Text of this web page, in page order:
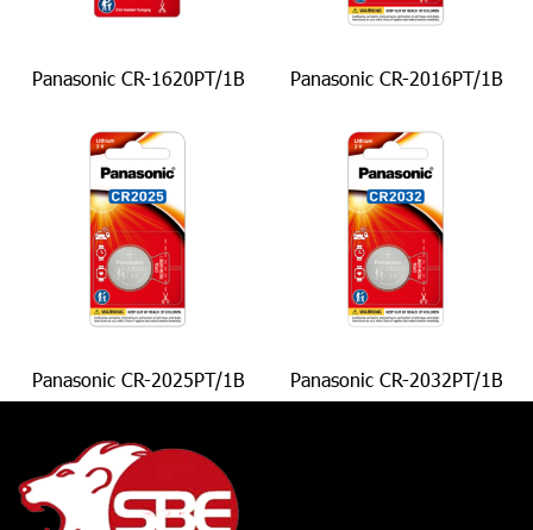
Panasonic CR-1620PT/1B Panasonic CR-2016PT/1B
Panasonic CR-2025PT/1B Panasonic CR-2032PT/1B